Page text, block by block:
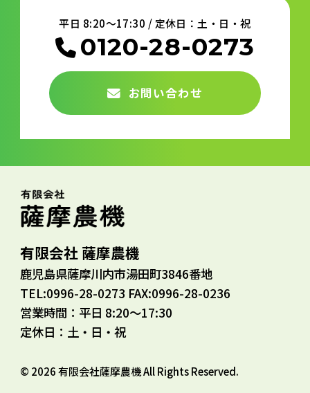
平日 8:20～17:30 / 定休日：土・日・祝
0120-28-0273
お問い合わせ
有限会社 薩摩農機
鹿児島県薩摩川内市湯田町3846番地
TEL:0996-28-0273 FAX:0996-28-0236
営業時間：平日 8:20～17:30
定休日：土・日・祝
© 2026 有限会社薩摩農機 All Rights Reserved.